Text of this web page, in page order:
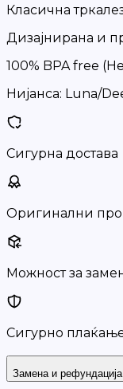
Класична
Дизајнирана и
100% BPA free
Нијанса: Luna/
Сигурна достава
Оригинални
Можност за
Сигурно
Замена и рефундација